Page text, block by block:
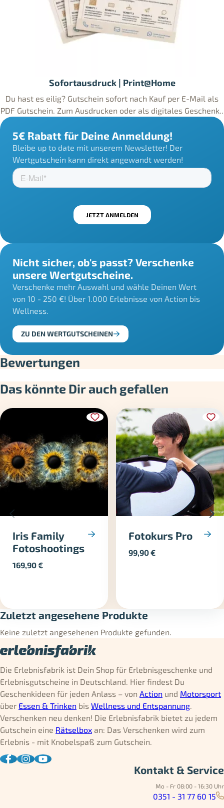
Sofortausdruck | Print@Home
Du hast es eilig? Gutschein sofort nach Kauf per E-Mail als
PDF Gutschein. Zum Ausdrucken oder als digitales Geschenk..
5€ Rabatt für Deine Anmeldung!
Bleibe up to date mit unserem Newsletter! Der
Wertgutschein kann direkt angewandt werden!
Nicht sicher, ob's passt? Verschenke
unsere Wertgutscheine.
Verschenke mehr Auswahl und wähle Deinen Wert
von 10 - 250 €! Über 1.000 Erlebnisse von Action bis
Wellness.
ZU DEN WERTGUTSCHEINEN
Bewertungen
Das könnte Dir auch gefallen
Iris Family
Fotoshootings
169,90€
Fotokurs Pro
99,90€
Zuletzt angesehene Produkte
Keine zuletzt angesehenen Produkte gefunden.
Die Erlebnisfabrik ist Dein Shop für Erlebnisgeschenke und
Erlebnisgutscheine in Deutschland. Hier findest Du
Geschenkideen für jeden Anlass – von Action und Motorsport
über Essen & Trinken bis Wellness und Entspannung.
Verschenken neu denken! Die Erlebnisfabrik bietet zu jedem
Gutschein eine Rätselbox an: Das Verschenken wird zum
Erlebnis - mit Knobelspaß zum Gutschein.
Kontakt & Service
Mo - Fr 08:00 - 16:30 Uhr
0351 - 31 77 60 15